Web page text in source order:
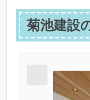
菊池建設